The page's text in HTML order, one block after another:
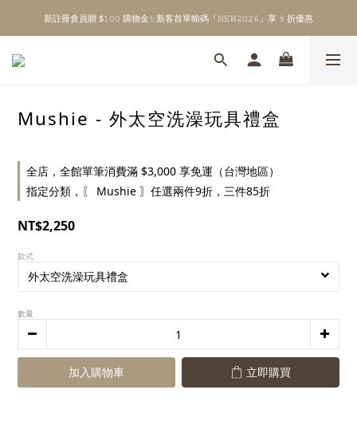
\ Welcome to 𝙻𝚒𝚝𝚝𝚕𝚎 𝙼𝚒𝚕𝚔𝚢 𝚆𝚊𝚢  ✨ For the Little Ones. /
新註冊會員贈 $𝟷𝟶𝟶 購物金✨新客首單輸碼「𝙽𝙴𝚆𝟸𝟶𝟸𝟼」享 𝟿 折優惠
全館單筆消費滿 $𝟹𝟶𝟶𝟶 即享免運 ⸝⁺ ✧ 台灣地區限定
Mushie - 外太空洗澡玩具禮盒
全店，全館單筆消費滿 $3,000 享免運（台灣地區）
指定分類，〖 Mushie 〗任選兩件9折，三件85折
NT$2,250
款式
數量
加入購物車 立即購買